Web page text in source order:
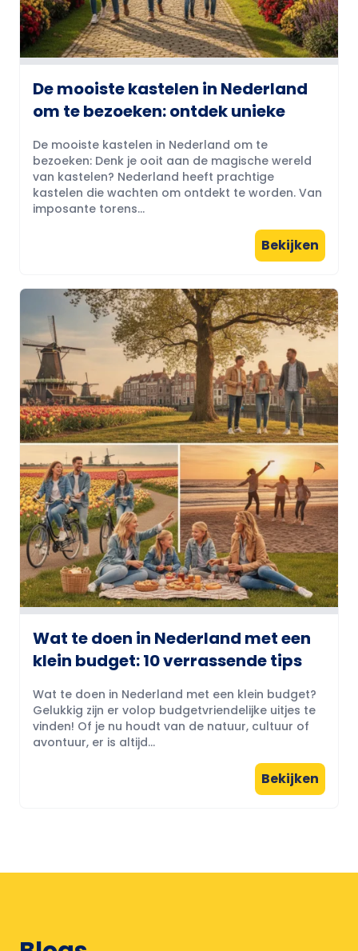
De mooiste kastelen in Nederland
om te bezoeken: ontdek unieke
De mooiste kastelen in Nederland om te
bezoeken: Denk je ooit aan de magische wereld
van kastelen? Nederland heeft prachtige
kastelen die wachten om ontdekt te worden. Van
imposante torens...
Bekijken
Wat te doen in Nederland met een
klein budget: 10 verrassende tips
Wat te doen in Nederland met een klein budget?
Gelukkig zijn er volop budgetvriendelijke uitjes te
vinden! Of je nu houdt van de natuur, cultuur of
avontuur, er is altijd...
Bekijken